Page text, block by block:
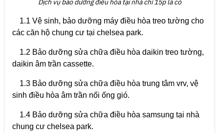
Dịch vụ bảo dưỡng điều hòa tại nhà chỉ 15p là có
1.1 Vệ sinh, bảo dưỡng máy điều hòa treo tường cho
các căn hộ chung cư tại chelsea park.
1.2 Bảo dưỡng sửa chữa điều hòa daikin treo tường,
daikin âm trần cassette.
1.3 Bảo dưỡng sửa chữa điều hòa trung tâm vrv, vệ
sinh điều hòa âm trần nối ống gió.
1.4 Bảo dưỡng sửa chữa điều hòa samsung tại nhà
chung cư chelsea park.